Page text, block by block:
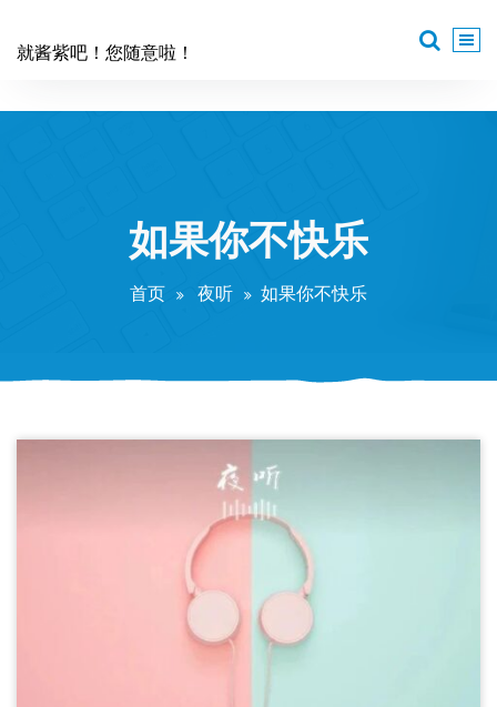
就酱紫吧！您随意啦！
如果你不快乐
首页 夜听 如果你不快乐